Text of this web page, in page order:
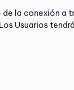
la conexión a
Usuarios